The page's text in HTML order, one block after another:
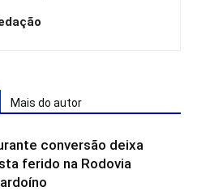
Mais do autor
conversão deixa
ferido na Rodovia